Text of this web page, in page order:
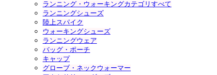
ランニング・ウォーキングカテゴリすべて
ランニングシューズ
陸上スパイク
ウォーキングシューズ
ランニングウェア
バッグ・ポーチ
キャップ
グローブ・ネックウォーマー